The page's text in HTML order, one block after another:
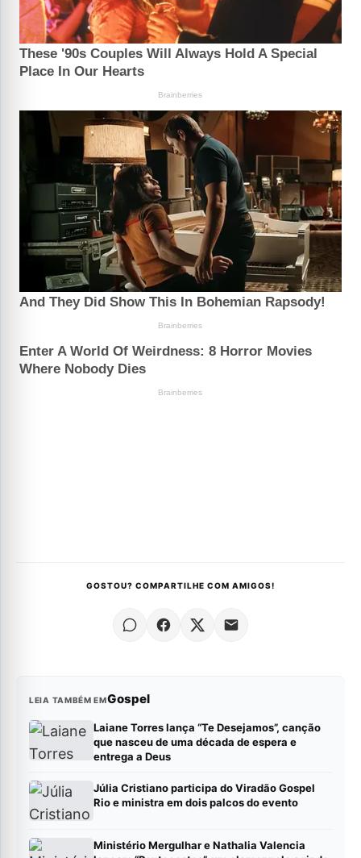
GOSTOU? COMPARTILHE COM AMIGOS!
LEIA TAMBÉM EMGospel
Laiane Torres lança “Te Desejamos”, canção
que nasceu de uma década de espera e
entrega a Deus
Júlia Cristiano participa do Viradão Gospel
Rio e ministra em dois palcos do evento
Ministério Mergulhar e Nathalia Valencia